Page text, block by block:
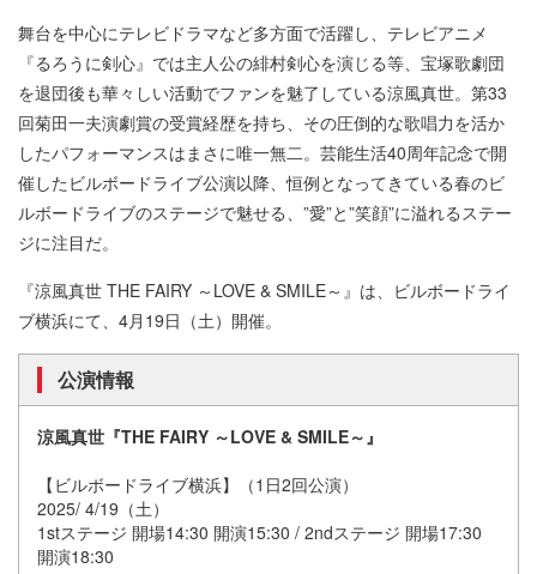
舞台を中心にテレビドラマなど多方面で活躍し、テレビアニメ
『るろうに剣心』では主人公の緋村剣心を演じる等、宝塚歌劇団
を退団後も華々しい活動でファンを魅了している涼風真世。第33
回菊田一夫演劇賞の受賞経歴を持ち、その圧倒的な歌唱力を活か
したパフォーマンスはまさに唯一無二。芸能生活40周年記念で開
催したビルボードライブ公演以降、恒例となってきている春のビ
ルボードライブのステージで魅せる、”愛”と”笑顔”に溢れるステー
ジに注目だ。
『涼風真世 THE FAIRY ～LOVE & SMILE～』は、ビルボードライ
ブ横浜にて、4月19日（土）開催。
公演情報
涼風真世『THE FAIRY ～LOVE & SMILE～』
【ビルボードライブ横浜】（1日2回公演）
2025/ 4/19（土）
1stステージ 開場14:30 開演15:30 / 2ndステージ 開場17:30
開演18:30